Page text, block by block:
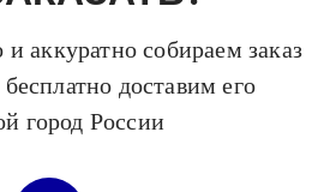
аккуратно собираем заказ
доставим его
город России